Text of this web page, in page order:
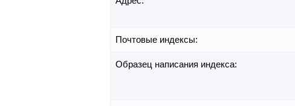
Почтовые индексы:
Образец написания индекса: